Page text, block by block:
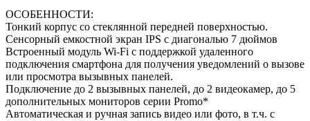
ОСОБЕННОСТИ:
Тонкий корпус со стеклянной передней поверхностью.
Сенсорный емкостной экран IPS с диагональю 7 дюймов
Встроенный модуль Wi-Fi с поддержкой удаленного
подключения смартфона для получения уведомлений о вызове
или просмотра вызывных панелей.
Подключение до 2 вызывных панелей, до 2 видеокамер, до 5
дополнительных мониторов серии Promo*
Автоматическая и ручная запись видео или фото, в т.ч. с